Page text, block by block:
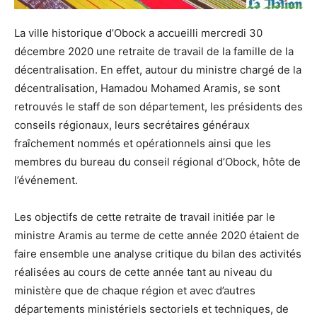
La ville historique d’Obock a accueilli mercredi 30
décembre 2020 une retraite de travail de la famille de la
décentralisation. En effet, autour du ministre chargé de la
décentralisation, Hamadou Mohamed Aramis, se sont
retrouvés le staff de son département, les présidents des
conseils régionaux, leurs secrétaires généraux
fraîchement nommés et opérationnels ainsi que les
membres du bureau du conseil régional d’Obock, hôte de
l’événement.
Les objectifs de cette retraite de travail initiée par le
ministre Aramis au terme de cette année 2020 étaient de
faire ensemble une analyse critique du bilan des activités
réalisées au cours de cette année tant au niveau du
ministère que de chaque région et avec d’autres
départements ministériels sectoriels et techniques, de